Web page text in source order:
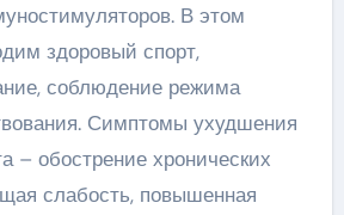
В этом
здоровый спорт,
соблюдение режима
Симптомы ухудшения
– обострение хронических
слабость, повышенная